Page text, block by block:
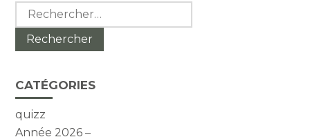
Rechercher :
CATÉGORIES
quizz
Année 2026 –